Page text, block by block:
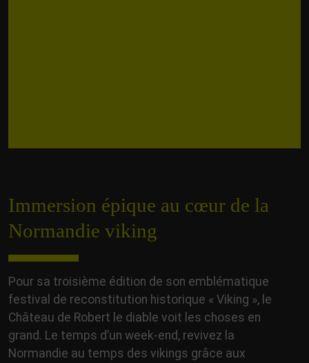
Immersion épique au cœur de la
Normandie viking
Pour sa troisième édition de son emblématique
festival de reconstitution historique « Viking », le
Château de Robert le diable voit les choses en
grand. Le temps d’un week-end, revivez la
Normandie au temps des vikings grâce aux